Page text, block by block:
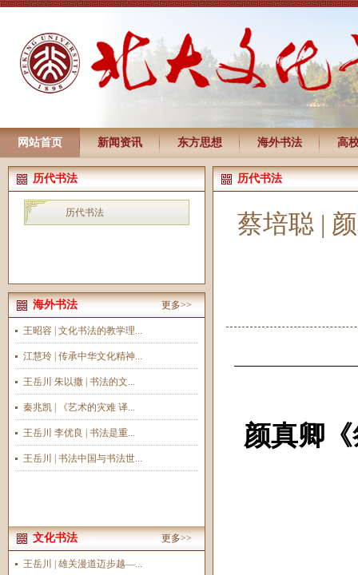
网站首页 新闻资讯 东方思想 海外书法 高
历代书法
历代书法
海外书法 更多>>
王昭容 | 文化书法的教学理...
江慧玲 | 传承中华文化精神...
王岳川 朱以撒 | 书法的文...
秦兆凯 | 《艺术的灾难 译...
王岳川 李优良 | 书法是重...
王岳川 | 书法中国与书法世...
文化书法 更多>>
王岳川 | 雄关漫道迈步越—...
历代书法
蔡培聪 |
颜真卿